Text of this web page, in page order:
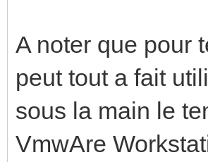
A noter que pour
peut tout a fait
sous la main le
VmwAre